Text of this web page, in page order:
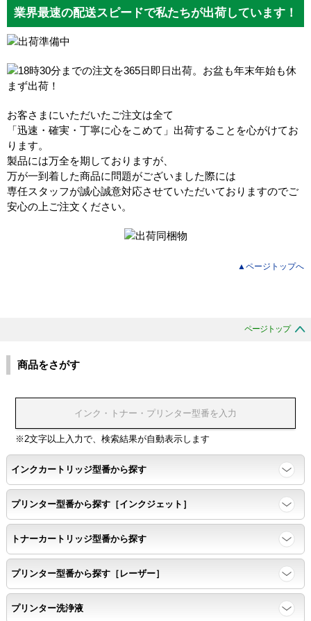
業界最速の配送スピードで私たちが出荷しています！
お客さまにいただいたご注文は全て
「迅速・確実・丁寧に心をこめて」出荷することを心がけてお
ります。
製品には万全を期しておりますが、
万が一到着した商品に問題がございました際には
専任スタッフが誠心誠意対応させていただいておりますのでご
安心の上ご注文ください。
▲ページトップへ
ページトップ
商品をさがす
※2文字以上入力で、検索結果が自動表示します
インクカートリッジ型番から探す
プリンター型番から探す［インクジェット］
トナーカートリッジ型番から探す
プリンター型番から探す［レーザー］
プリンター洗浄液